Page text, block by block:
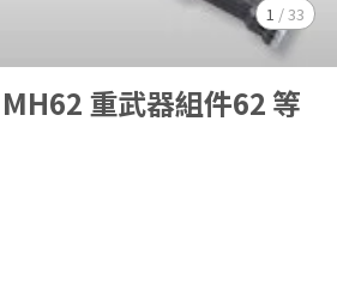
1 /33
重武器組件62 等